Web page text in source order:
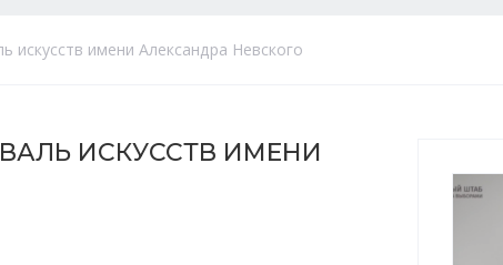
искусств имени Александра Невского
ИСКУССТВ ИМЕНИ